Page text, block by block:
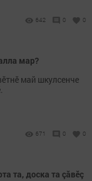
642 0 0
мар?
май шкулсенче
671 0 0
та, доска та çăвӗç